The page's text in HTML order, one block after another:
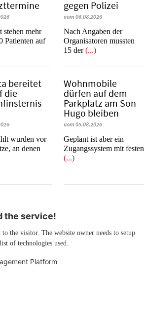
stehen mehr
Patienten auf
gegen Polizei
vom 06.08.2026
Nach Angaben der
Organisatoren mussten
15 der(...)
bereitet
die
wurden vor
an denen
Wohnmobile
dürfen auf dem
Parkplatz am Son
Hugo bleiben
vom 05.08.2026
Geplant ist aber ein
Zugangssystem mit festen
(...)
the service!
the visitor. The website owner needs to setup
of technologies used.
Platform